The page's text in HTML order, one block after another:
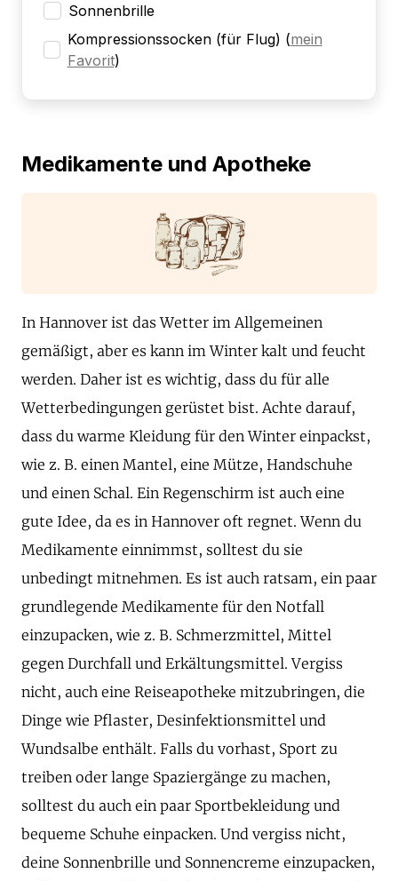
Sonnenbrille
Kompressionssocken (für Flug) (mein
Favorit)
Medikamente und Apotheke
In Hannover ist das Wetter im Allgemeinen
gemäßigt, aber es kann im Winter kalt und feucht
werden. Daher ist es wichtig, dass du für alle
Wetterbedingungen gerüstet bist. Achte darauf,
dass du warme Kleidung für den Winter einpackst,
wie z. B. einen Mantel, eine Mütze, Handschuhe
und einen Schal. Ein Regenschirm ist auch eine
gute Idee, da es in Hannover oft regnet. Wenn du
Medikamente einnimmst, solltest du sie
unbedingt mitnehmen. Es ist auch ratsam, ein paar
grundlegende Medikamente für den Notfall
einzupacken, wie z. B. Schmerzmittel, Mittel
gegen Durchfall und Erkältungsmittel. Vergiss
nicht, auch eine Reiseapotheke mitzubringen, die
Dinge wie Pflaster, Desinfektionsmittel und
Wundsalbe enthält. Falls du vorhast, Sport zu
treiben oder lange Spaziergänge zu machen,
solltest du auch ein paar Sportbekleidung und
bequeme Schuhe einpacken. Und vergiss nicht,
deine Sonnenbrille und Sonnencreme einzupacken,